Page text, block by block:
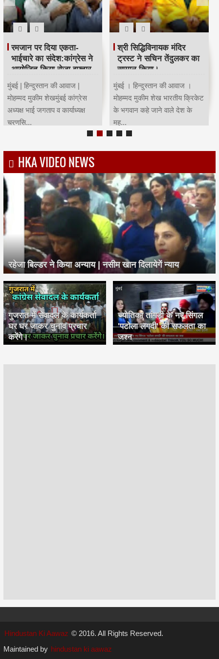
रमजान पर दिया एकता-
भाईचारे का संदेश:कांग्रेस ने
आयोजित किया रोजा इफ्तार
मुंबई | हिन्दुस्तान की आवाज |
मोहम्मद मुकीम शेखमुंबई कांग्रेस
अध्यक्ष भाई जगताप व कार्याध्यक्ष
चरणसि...
श्री सिद्धिविनायक मंदिर
ट्रस्ट ने सचिन तेंदुलकर का
सम्मान किया।
मुंबई । हिन्दुस्तान की आवाज ।
मोहम्मद मुकीम शेख भारतीय क्रिकेट
के भगवान कहे जाने वाले देश के
मह...
HKA VIDEO NEWS
रहेजा बिल्डर ने किया अन्याय | नसीम खान दिलायेगें न्याय
गुजरात में सेवादल के कार्यकर्ता
घर घर जाकर चुनाव प्रचार
करेंगे।
ज्योतिका तांगड़ी के नए सिंगल
'पटोला लगदी' की सफलता का
जश्न
Hindustan Ki Aawaz © 2016. All Rights Reserved.
Maintained by hindustan ki aawaz